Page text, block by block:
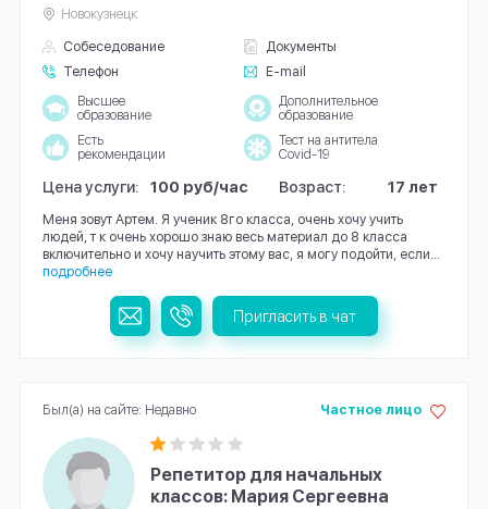
Собеседование
Документы
Телефон
E-mail
Новокузнецк
Высшее
образование
Дополнительное
образование
Есть
рекомендации
Тест на антитела
Covid-19
Цена услуги: 100 руб/час Возраст: 17 лет
Меня зовут Артем. Я ученик 8го класса, очень хочу учить
людей, т к очень хорошо знаю весь материал до 8 класса
включительно и хочу научить этому вас, я могу подойти, если...
подробнее
Пригласить в чат
Репетитор для начальных
классов: Мария Сергеевна
Частное лицо
Был(а) на сайте: Недавно